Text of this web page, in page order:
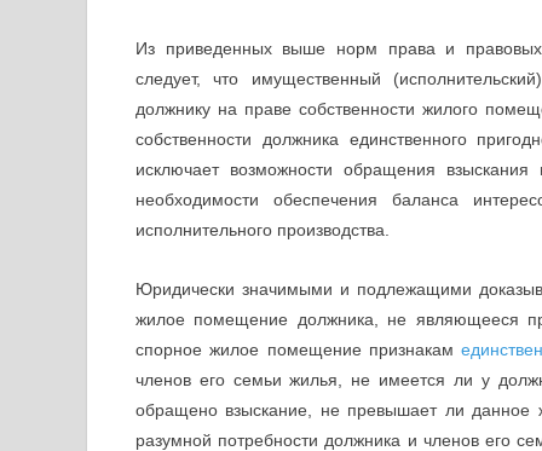
Из приведенных выше норм права и правовых
следует, что имущественный
должнику на праве собственности жилого
собственности должника единственного
исключает возможности обращения
необходимости обеспечения баланса
исполнительного производства.
Юридически значимыми и подлежащими
жилое помещение должника, не являющееся
спорное жилое помещение признакам
членов его семьи жилья, не имеется ли у
обращено взыскание, не превышает ли данное
разумной потребности должника и членов его